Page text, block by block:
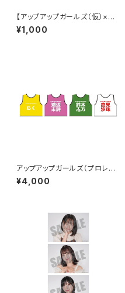
【アップアップガールズ（仮）×
（２）】2Lポートレート（夜公演）
¥1,000
アップアップガールズ（プロレス）
ビブス 2026ver.
¥4,000